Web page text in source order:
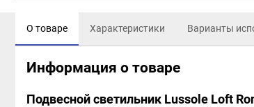
О товаре Характеристики Варианты
Информация о товаре
Подвесной светильник Lussole Loft